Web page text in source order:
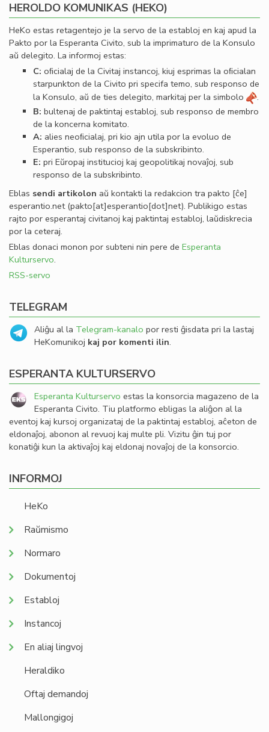
HEROLDO KOMUNIKAS (HEKO)
HeKo estas retagentejo je la servo de la establoj en kaj apud la
Pakto por la Esperanta Civito, sub la imprimaturo de la Konsulo
aŭ delegito. La informoj estas:
C: oﬁcialaj de la Civitaj instancoj, kiuj esprimas la oﬁcialan
starpunkton de la Civito pri specifa temo, sub responso de
la Konsulo, aŭ de ties delegito, markitaj per la simbolo
.
B: bultenaj de paktintaj establoj, sub responso de membro
de la koncerna komitato.
A: alies neoﬁcialaj, pri kio ajn utila por la evoluo de
Esperantio, sub responso de la subskribinto.
E: pri Eŭropaj institucioj kaj geopolitikaj novaĵoj, sub
responso de la subskribinto.
Eblas sendi artikolon aŭ kontakti la redakcion tra pakto [ĉe]
esperantio.net(pakto[at]esperantio[dot]net). Publikigo estas
rajto por esperantaj civitanoj kaj paktintaj establoj, laŭdiskrecia
por la ceteraj.
Eblas donaci monon por subteni nin pere de Esperanta
Kulturservo.
RSS-servo
TELEGRAM
Aliĝu al la Telegram-kanalo por resti ĝisdata pri la lastaj
HeKomunikoj kaj por komenti ilin.
ESPERANTA KULTURSERVO
Esperanta Kulturservo estas la konsorcia magazeno de la
Esperanta Civito. Tiu platformo ebligas la aliĝon al la
eventoj kaj kursoj organizataj de la paktintaj establoj, aĉeton de
eldonaĵoj, abonon al revuoj kaj multe pli. Vizitu ĝin tuj por
konatiĝi kun la aktivaĵoj kaj eldonaj novaĵoj de la konsorcio.
INFORMOJ
HeKo
Raŭmismo
Normaro
Dokumentoj
Establoj
Instancoj
En aliaj lingvoj
Heraldiko
Oftaj demandoj
Mallongigoj